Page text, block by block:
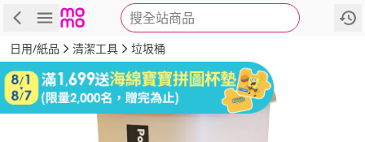
搜全站商品
商品 評價 詳情
日用/紙品 清潔工具 垃圾桶